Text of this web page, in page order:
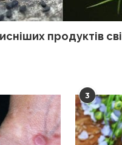
продуктів
3